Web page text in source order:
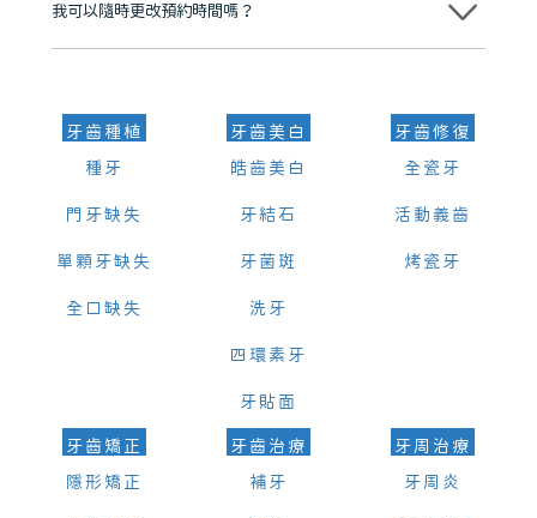
我可以隨時更改預約時間嗎？
可以，請盡早通過wechat或whatsapp聯絡我們，告知我們你原本預約
牙齒種植
種牙
門牙缺失
單顆牙缺失
全口缺失
牙齒美白
皓齒美白
牙結石
牙菌斑
洗牙
四環素牙
牙貼面
牙齒修復
全瓷牙
活動義齒
烤瓷牙
牙齒矯正
隱形矯正
牙齒治療
補牙
牙周治療
牙周炎